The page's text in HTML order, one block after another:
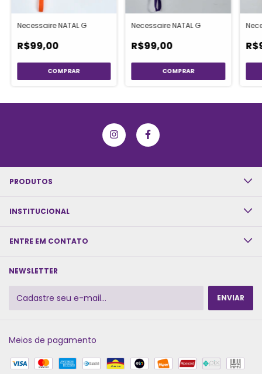
Necessaire NATAL G
R$99,00
Necessaire NATAL G
R$99,00
PRODUTOS
INSTITUCIONAL
ENTRE EM CONTATO
NEWSLETTER
Meios de pagamento